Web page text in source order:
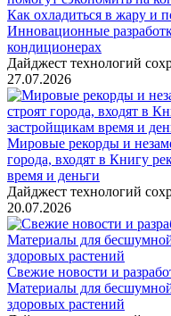
Как охладиться в жару и
Инновационные
кондиционерах
Дайджест технологий
27.07.2026
Мировые рекорды и
города, входят в Книгу
время и деньги
Дайджест технологий
20.07.2026
Свежие новости и
Материалы для
здоровых растений